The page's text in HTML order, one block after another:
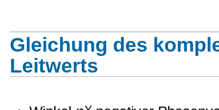
Gleichung des
Leitwerts